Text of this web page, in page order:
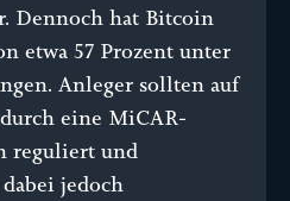
Dennoch hat Bitcoin
etwa 57 Prozent unter
Anleger sollten auf
eine MiCAR-
reguliert und
jedoch